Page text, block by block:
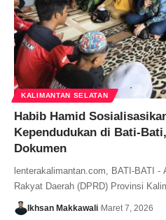
KALIMANTAN SELATAN
Habib Hamid
Kependudukan di Bati-
Dokumen
lenterakalimantan.com, BATI-BATI -
Rakyat Daerah (DPRD) Provinsi
Ikhsan Makkawali Maret 7, 2026